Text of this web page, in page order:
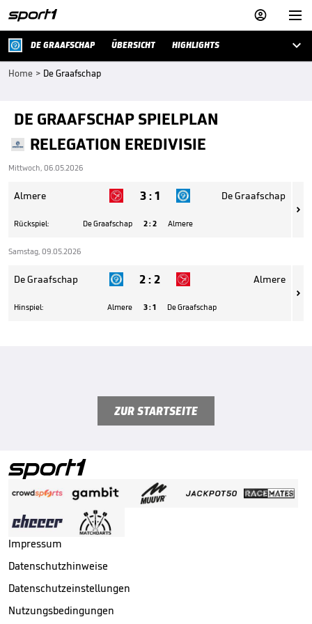


DE GRAAFSCHAP ÜBERSICHT HIGHLIGHTS 
Home > De Graafschap
DE GRAAFSCHAP SPIELPLAN
RELEGATION EREDIVISIE
Mittwoch, 06.05.2026
Almere 3:1 De Graafschap
Rückspiel: De Graafschap 2:2 Almere

Samstag, 09.05.2026
De Graafschap 2:2 Almere
Hinspiel: Almere 3:1 De Graafschap

ZUR STARTSEITE
Impressum
Datenschutzhinweise
Datenschutzeinstellungen
Nutzungsbedingungen